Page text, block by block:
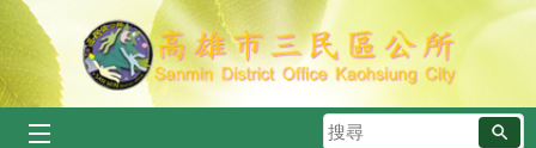
跳到主要內容區塊
搜